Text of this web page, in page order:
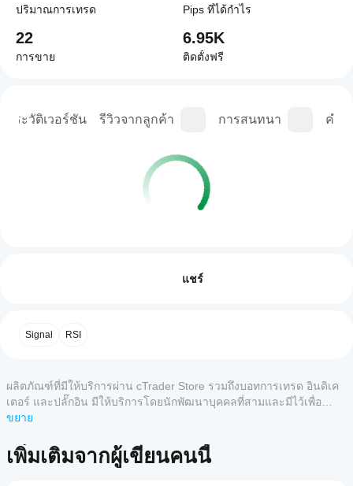
ประวัติเวอร์ชัน รีวิวจากลูกค้า การสนทนา คำถ
รีวิวจากลูกค้า
ยังไม่มี
รีวิว
ตภัณฑ์
นี้ หาก
หลังจาก
ติดตั้ง
เพื่อเริ่ม
ใช้อิน
ดิเคเตอร์
การ
วิเคราะห์
แอป
ที่รอง
รับอิน
ดิเค
จาก
Store?
แชร์
Signal RSI
ผลิตภัณฑ์ที่มีให้บริการผ่าน cTrader Store รวมถึงบอทการเทรด อินดิเค
เตอร์ และปลั๊กอิน มีให้บริการโดยนักพัฒนาบุคคลที่สามและมีไว้เพื่อ
วัตถุประสงค์ในการเข้าถึงข้อมูลและทางเทคนิคเท่านั้น cTrader Store
หรือการรับประกันผลการดำเนินงานในอนาคต
ขยาย
เพิ่มเติมจากผู้เขียนคนนี้
ปริมาณการเทรด Pips ที่ได้กำไร
22
การขาย
6.95K
ติดตั้งฟรี